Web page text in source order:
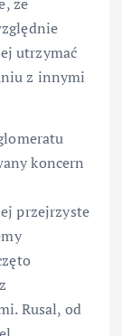
utrzymać
z innymi
koncern
przejrzyste
Rusal, od